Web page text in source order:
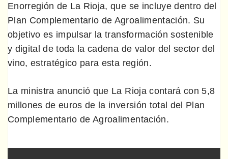
Enorregión de La Rioja, que se incluye dentro del
Plan Complementario de Agroalimentación. Su
objetivo es impulsar la transformación sostenible
y digital de toda la cadena de valor del sector del
vino, estratégico para esta región.
La ministra anunció que La Rioja contará con 5,8
millones de euros de la inversión total del Plan
Complementario de Agroalimentación.